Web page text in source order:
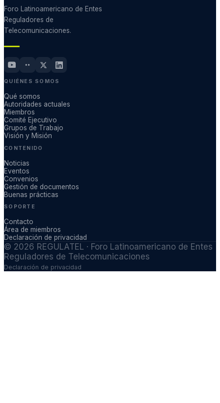
Foro Latinoamericano de Entes
Reguladores de
Telecomunicaciones.
QUIÉNES SOMOS
Qué somos
Autoridades actuales
Miembros
Comité Ejecutivo
Grupos de Trabajo
Visión y Misión
CONTENIDO
Noticias
Eventos
Convenios
Gestión de documentos
Buenas prácticas
SOPORTE
Contacto
Área de miembros
Declaración de privacidad
© 2026 REGULATEL · Foro Latinoamericano de Entes
Reguladores de Telecomunicaciones
Declaración de privacidad